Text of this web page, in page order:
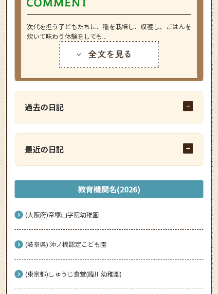
次代を担う子どもたちに、稲を栽培し、収穫し、ごはんを
炊いて味わう体験をしても...
過去の日記
最近の日記
教育機関名(2026)
(大阪府)帝塚山学院幼稚園
(岐阜県) 沖ノ橋認定こども園
(東京都)しゅうじ食堂(臨川幼稚園)